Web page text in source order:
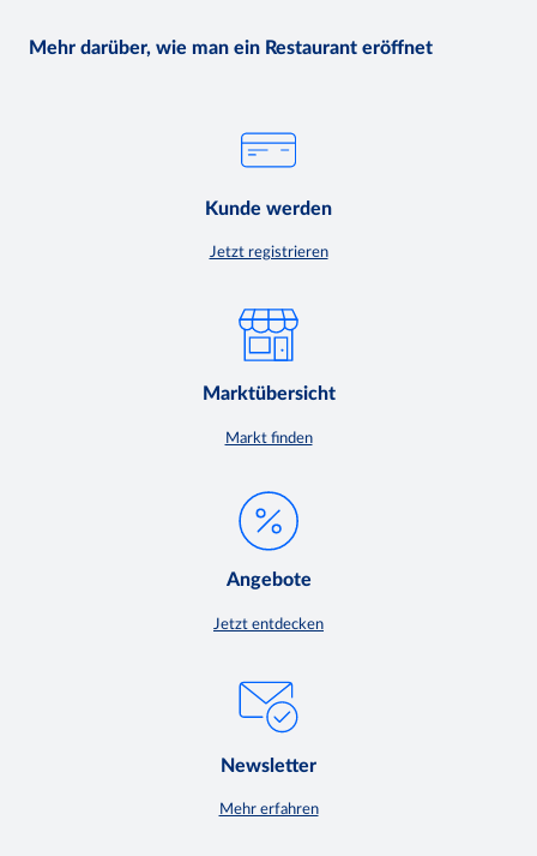
Mehr darüber, wie man ein Restaurant eröffnet
Kunde werden
Jetzt registrieren
Marktübersicht
Markt finden
Angebote
Jetzt entdecken
Newsletter
Mehr erfahren